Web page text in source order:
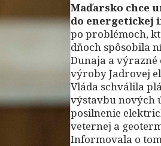
Maďarsko chce
do
po problémoch,
dňoch spôsobila
Dunaja a výrazné
výroby Jadrovej
Vláda schválila
výstavbu nových
posilnenie
veternej a
Informovala o